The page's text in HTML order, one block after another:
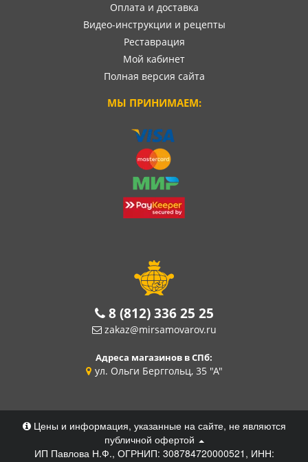
Оплата и доставка
Видео-инструкции и рецепты
Реставрация
Мой кабинет
Полная версия сайта
МЫ ПРИНИМАЕМ:
8 (812) 336 25 25
zakaz@mirsamovarov.ru
Адреса магазинов в СПб:
ул. Ольги Берггольц, 35 "А"
Цены и информация, указанные на сайте, не являются
публичной офертой
ИП Павлова Н.Ф., ОГРНИП: 308784720000521, ИНН: